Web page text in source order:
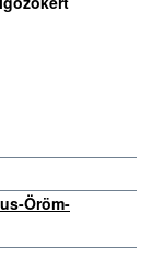
Öröm-